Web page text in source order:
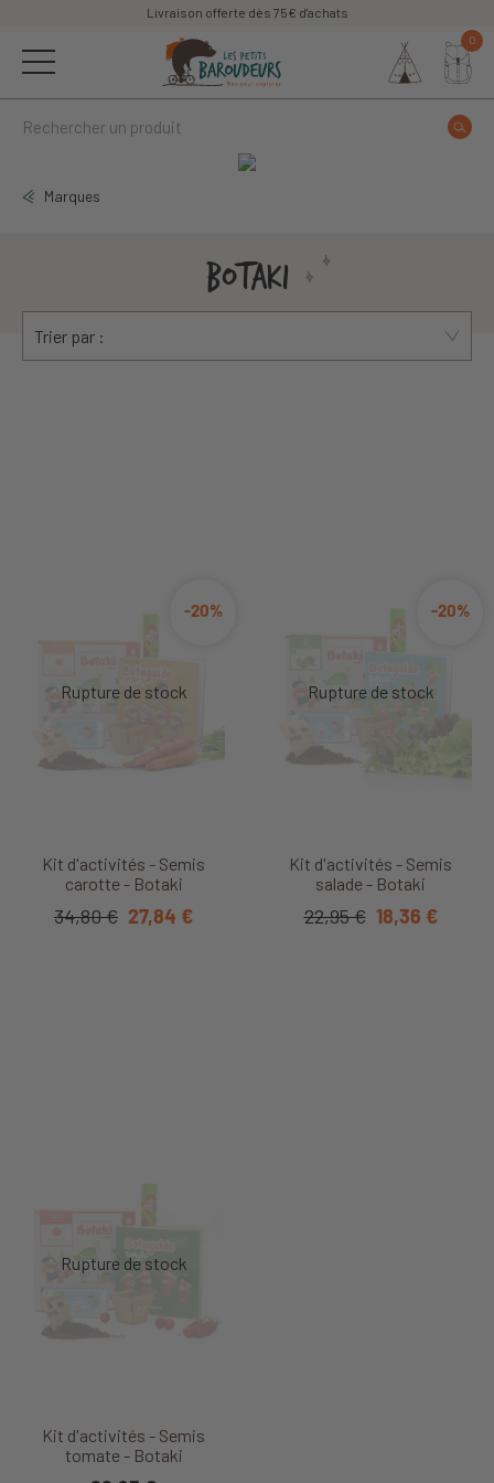
Livraison offerte dès 75€ d'achats
0
Marques
BOTAKI
Trier par :
Kit d'activités - Semis
carotte - Botaki
-20%
34,80 € 27,84 €
Kit d'activités - Semis
salade - Botaki
-20%
22,95 € 18,36 €
Kit d'activités - Semis
tomate - Botaki